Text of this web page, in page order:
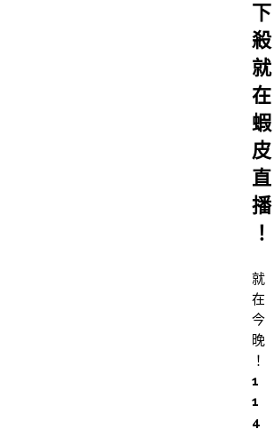
下
殺
就
在
蝦
皮
直
播
！
就
在
今
晚
！
1
1
4